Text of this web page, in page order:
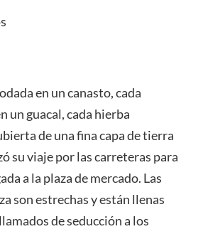
en un canasto, cada
un guacal, cada hierba
de una fina capa de tierra
su viaje por las carreteras para
a la plaza de mercado. Las
son estrechas y están llenas
de seducción a los